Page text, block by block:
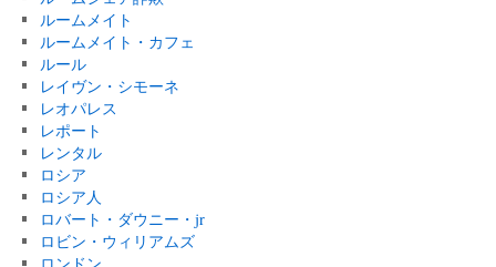
ルームメイト
ルームメイト・カフェ
ルール
レイヴン・シモーネ
レオパレス
レポート
レンタル
ロシア
ロシア人
ロバート・ダウニー・jr
ロビン・ウィリアムズ